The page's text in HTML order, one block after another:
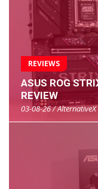
REVIEWS
ASUS ROG
REVIEW
03-08-26 / AlternativeX